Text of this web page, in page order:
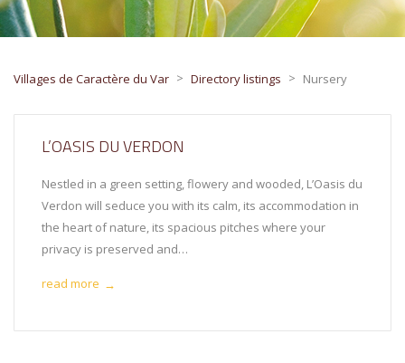
Villages de Caractère du Var > Directory listings > Nursery
L’OASIS DU VERDON
Nestled in a green setting, flowery and wooded, L’Oasis du
Verdon will seduce you with its calm, its accommodation in
the heart of nature, its spacious pitches where your
privacy is preserved and…
read more →